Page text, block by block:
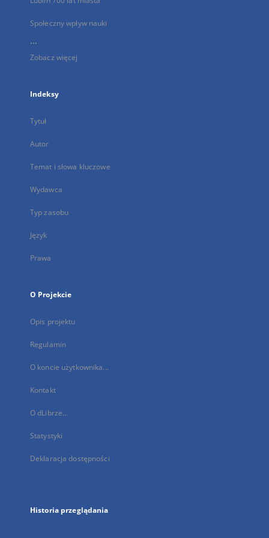
Społeczny wpływ nauki
...
Zobacz więcej
Indeksy
Tytuł
Autor
Temat i słowa kluczowe
Wydawca
Typ zasobu
Język
Prawa
O Projekcie
Opis projektu
Regulamin
O koncie użytkownika...
Kontakt
O dLibrze...
Statystyki
Deklaracja dostępności
Historia przeglądania